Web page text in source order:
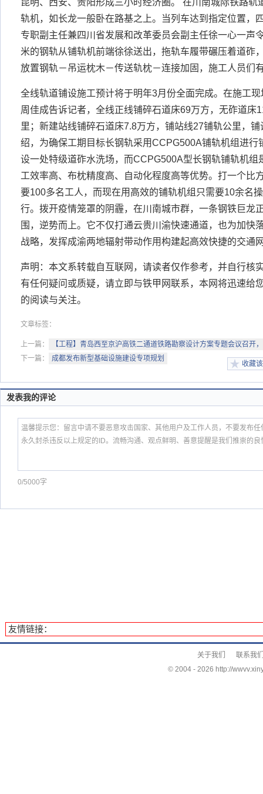
昆明、西安、贵阳形成三小时经济圈。 在川南城际铁路轨
轨机，如长龙一般卧在路基之上。当列车达到指定位置，
专职副主任兼四川省发展和改革委员会副主任徐一心一声
米的钢轨从铺轨机前端徐徐送出，拖轨车履带碾压着道砟
放置钢轨－吊运枕木－传送轨枕－连接加固，施工人员们
全线轨道铺设施工预计将于明年3月份全面完成。在施工
周佳成告诉记者，全线正线铺碎石道床69万方，无砟道床
里；新建站线铺碎石道床7.8万方，铺站线27铺轨公里，
绍，为确保工期目标长钢轨采用CCPG500A铺轨机组进行
设一处特级道砟水洗场，而CCPG500A型长钢轨铺轨机组
工效率高、布枕精度高、自动化程度高等优势。打一个比
要100多名工人，而现在用高效的铺轨机组只需要10余名
行。拨开疫情笼罩的阴霾，在川南城市群，一条钢铁巨龙
围，逆势而上。它不仅打通云贵川渝快速通道，也为加快
战略，发挥成渝两地辐射带动作用构建起高效快捷的交通
声明：本文系转载自互联网，请读者仅作参考，并自行核
有任何疑问或质疑，请立即与铁甲网联系，本网将迅速给
的阅读与关注。
文章标签：
上一篇：
【工程】青岛西至京沪高铁二通道铁路勘察设计方案专题会议召开，
下一篇：
成都发布新型基础设施建设专项规划
收藏
发表我的评论
0/5000字
友情链接：
关于我们
联系我
© 2004 - 2026 http://